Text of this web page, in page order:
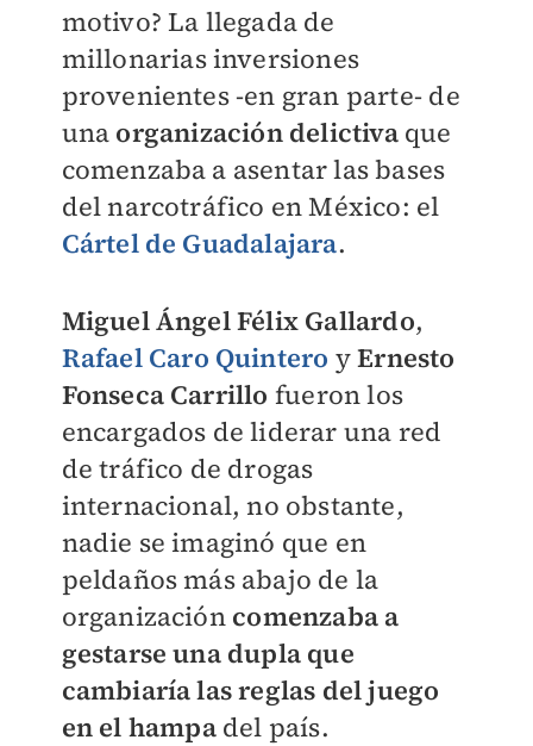
motivo? La llegada de
millonarias inversiones
provenientes -en gran parte- de
una organización delictivaque
comenzaba a asentar las bases
del narcotráfico en México: el
Cártel de Guadalajara.
Miguel Ángel Félix Gallardo,
Rafael Caro Quintero yErnesto
Fonseca Carrillo fueron los
encargados de liderar una red
de tráfico de drogas
internacional, no obstante,
nadie se imaginó que en
peldaños más abajo de la
organizacióncomenzaba a
gestarse una dupla que
cambiaría las reglas del juego
en el hampadel país.